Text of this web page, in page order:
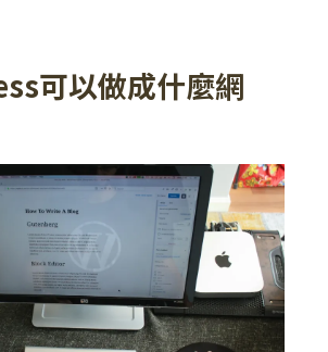
可以做成什麼網